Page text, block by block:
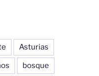
Asturias
bosque